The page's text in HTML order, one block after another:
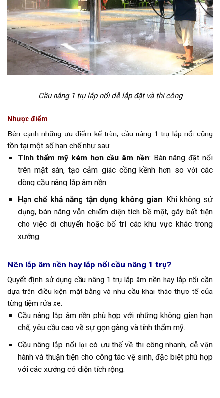
Cầu nâng 1 trụ lắp nổi dễ lắp đặt và thi công
Nhược điểm
Bên cạnh những ưu điểm kể trên, cầu nâng 1 trụ lắp nổi cũng
tồn tại một số hạn chế như sau:
Tính thẩm mỹ kém hơn cầu âm nền: Bàn nâng đặt nổi
trên mặt sàn, tạo cảm giác cồng kềnh hơn so với các
dòng cầu nâng lắp âm nền.
Hạn chế khả năng tận dụng không gian: Khi không sử
dụng, bàn nâng vẫn chiếm diện tích bề mặt, gây bất tiện
cho việc di chuyển hoặc bố trí các khu vực khác trong
xưởng.
Nên lắp âm nền hay lắp nổi cầu nâng 1 trụ?
Quyết định sử dụng cầu nâng 1 trụ lắp âm nền hay lắp nổi cần
dựa trên điều kiện mặt bằng và nhu cầu khai thác thực tế của
từng tiệm rửa xe.
Cầu nâng lắp âm nền phù hợp với những không gian hạn
chế, yêu cầu cao về sự gọn gàng và tính thẩm mỹ.
Cầu nâng lắp nổi lại có ưu thế về thi công nhanh, dễ vận
hành và thuận tiện cho công tác vệ sinh, đặc biệt phù hợp
với các xưởng có diện tích rộng.